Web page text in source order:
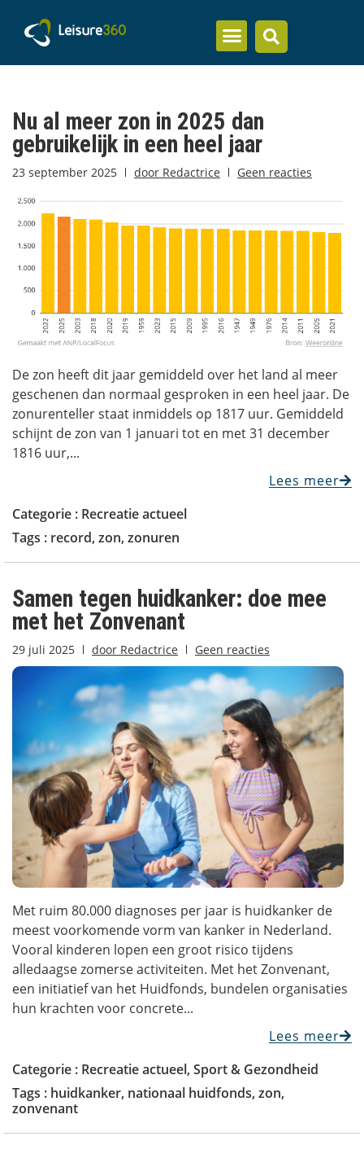
Nu al meer zon in 2025 dan
gebruikelijk in een heel jaar
23 september 2025 door Redactrice Geen reacties
De zon heeft dit jaar gemiddeld over het land al meer
geschenen dan normaal gesproken in een heel jaar. De
zonurenteller staat inmiddels op 1817 uur. Gemiddeld
schijnt de zon van 1 januari tot en met 31 december
1816 uur,...
Lees meer
Categorie : Recreatie actueel
Tags : record, zon, zonuren
Samen tegen huidkanker: doe mee
met het Zonvenant
29 juli 2025 door Redactrice Geen reacties
Met ruim 80.000 diagnoses per jaar is huidkanker de
meest voorkomende vorm van kanker in Nederland.
Vooral kinderen lopen een groot risico tijdens
alledaagse zomerse activiteiten. Met het Zonvenant,
een initiatief van het Huidfonds, bundelen organisaties
hun krachten voor concrete...
Lees meer
Categorie : Recreatie actueel, Sport & Gezondheid
Tags : huidkanker, nationaal huidfonds, zon,
zonvenant